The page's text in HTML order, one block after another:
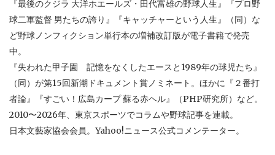
『最後のクジラ 大洋ホエールズ・田代富雄の野球人生』『プロ野
球二軍監督 男たちの誇り』『キャッチャーという人生』（同）な
ど野球ノンフィクション単行本の増補改訂版が電子書籍で発売
中。
『失われた甲子園 記憶をなくしたエースと1989年の球児たち』
（同）が第15回新潮ドキュメント賞ノミネート。ほかに『２番打
者論』『すごい！広島カープ 蘇る赤ヘル』（PHP研究所）など。
2010〜2026年、東京スポーツでコラムや野球記事を連載。
日本文藝家協会会員。Yahoo!ニュース公式コメンテーター。